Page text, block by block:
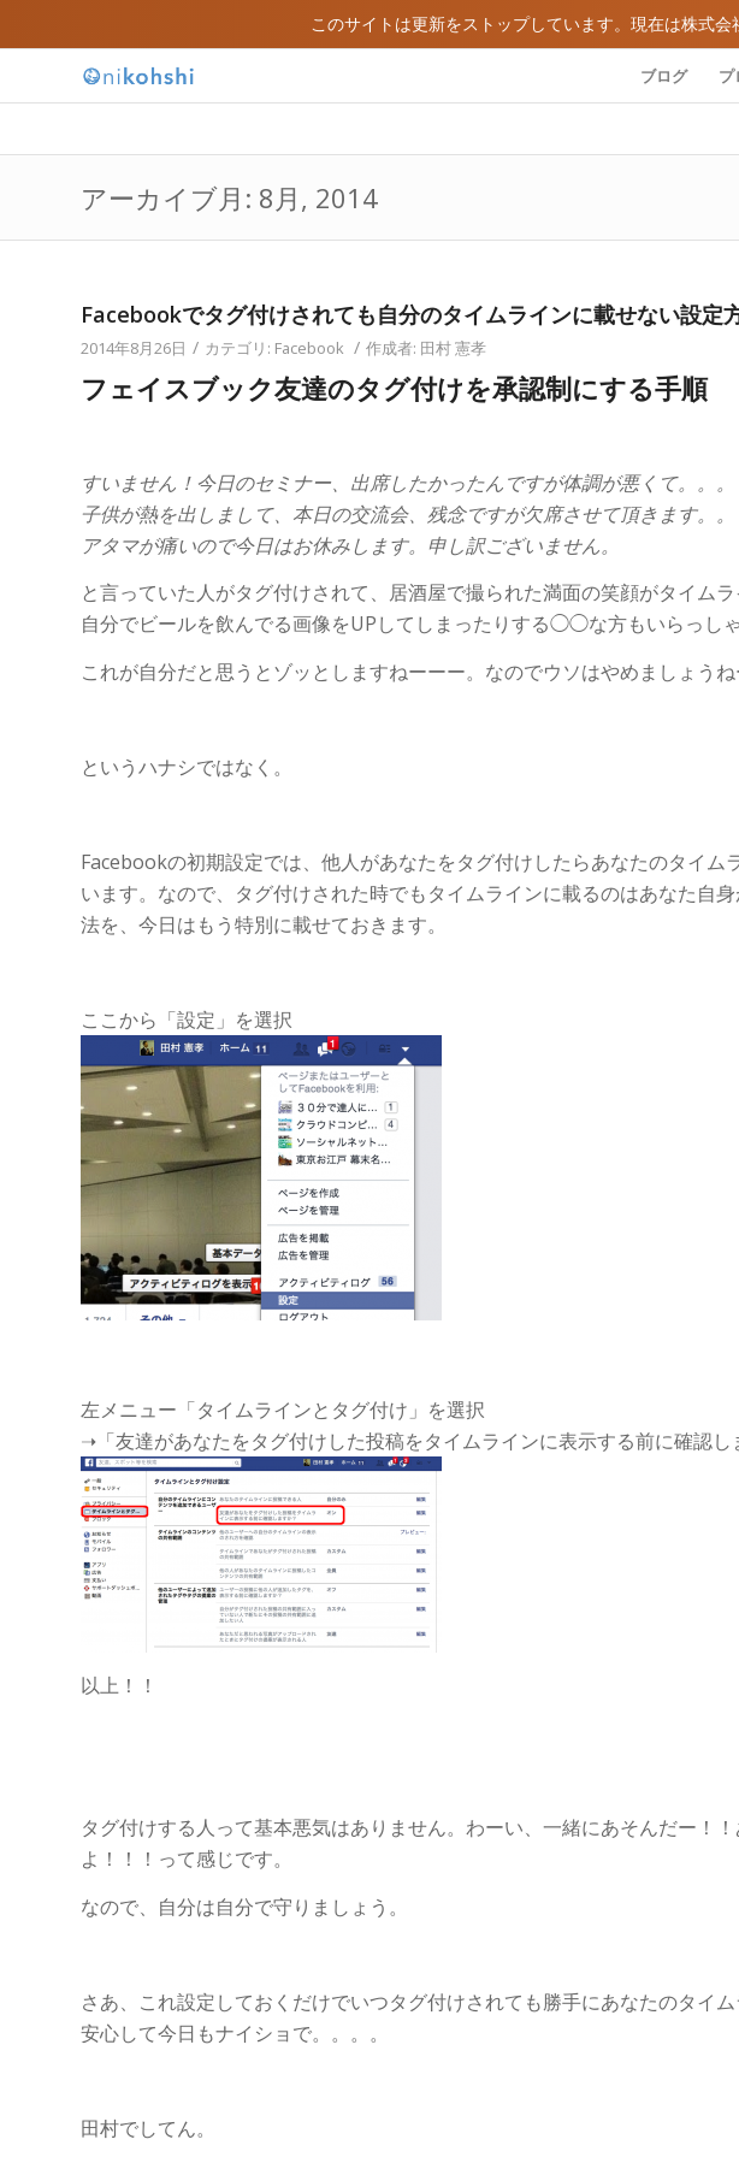
このサイトは更新をストップしています。現在は株式会
ブログ プ
アーカイブ月: 8月, 2014
Facebookでタグ付けされても自分のタイムラインに載せない設定
2014年8月26日 / カテゴリ: Facebook / 作成者: 田村 憲孝
フェイスブック友達のタグ付けを承認制にする手順
すいません！今日のセミナー、出席したかったんですが体調が悪くて。。。
子供が熱を出しまして、本日の交流会、残念ですが欠席させて頂きます。。
アタマが痛いので今日はお休みします。申し訳ございません。
と言っていた人がタグ付けされて、居酒屋で撮られた満面の笑顔がタイム
自分でビールを飲んでる画像をUPしてしまったりする◯◯な方もいらっしゃ
これが自分だと思うとゾッとしますねーーー。なのでウソはやめましょうね
というハナシではなく。
Facebookの初期設定では、他人があなたをタグ付けしたらあなたのタイム
います。なので、タグ付けされた時でもタイムラインに載るのはあなた自
法を、今日はもう特別に載せておきます。
ここから「設定」を選択
左メニュー「タイムラインとタグ付け」を選択
➝「友達があなたをタグ付けした投稿をタイムラインに表示する前に確認し
以上！！
タグ付けする人って基本悪気はありません。わーい、一緒にあそんだー！
よ！！！って感じです。
なので、自分は自分で守りましょう。
さあ、これ設定しておくだけでいつタグ付けされても勝手にあなたのタイ
安心して今日もナイショで。。。。
田村でしてん。